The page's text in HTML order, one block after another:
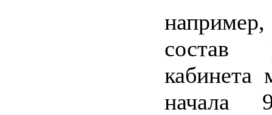
состав
кабинета
начала